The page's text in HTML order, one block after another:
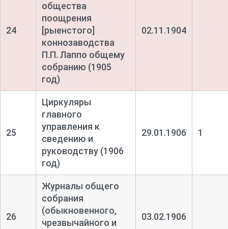
24
общества
поощрения
[рыенстого]
коннозаводства
П.П. Лаппо общему
собранию (1905
год)
02.11.1904
25
Циркуляры
главного
управления к
сведению и
руководству (1906
год)
29.01.1906 1
26
Журналы общего
собрания
(обыкновенного,
чрезвычайного и
03.02.1906